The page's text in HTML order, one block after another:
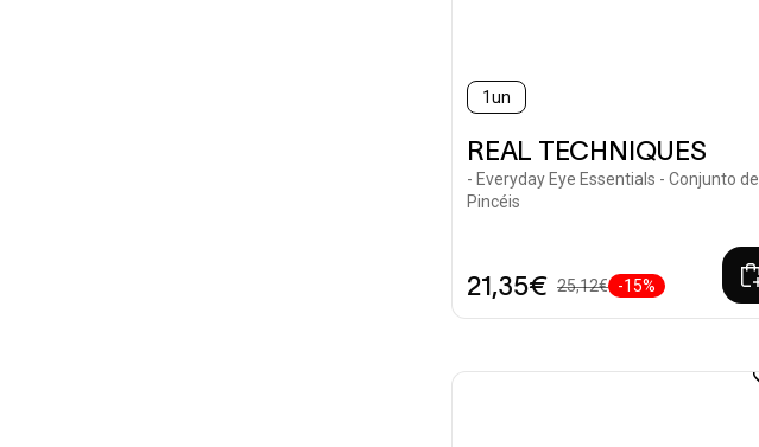
1un
REAL TECHNIQUES
- Everyday Eye Essentials - Conjunto de
Pincéis
21,35€ 25,12€ -15%